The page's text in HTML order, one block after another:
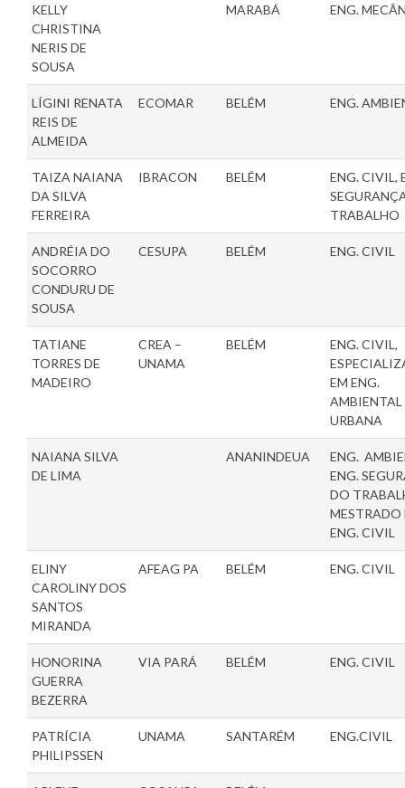
KELLY
CHRISTINA
NERIS DE
SOUSA
MARABÁ ENG.
LÍGINI RENATA
REIS DE
ALMEIDA
ECOMAR BELÉM ENG.
TAIZA NAIANA
DA SILVA
FERREIRA
IBRACON BELÉM
ENG. CIVIL,
TRABALHO
ANDRÉIA DO
SOCORRO
CONDURU DE
SOUSA
CESUPA BELÉM ENG. CIVIL
TATIANE
TORRES DE
MADEIRO
CREA –
UNAMA
BELÉM
ENG. CIVIL,
EM ENG.
AMBIENTAL
URBANA
NAIANA SILVA
DE LIMA
ANANINDEUA
ENG.
ENG.
DO
MESTRADO
ENG. CIVIL
ELINY
CAROLINY DOS
SANTOS
MIRANDA
AFEAG PA BELÉM ENG. CIVIL
HONORINA
GUERRA
BEZERRA
VIA PARÁ BELÉM ENG. CIVIL
PATRÍCIA
PHILIPSSEN
UNAMA SANTARÉM ENG.CIVIL